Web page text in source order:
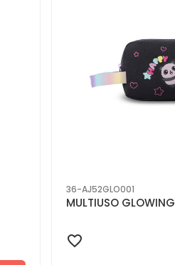
36-AJ52GLO001
MULTIUSO GLOWING